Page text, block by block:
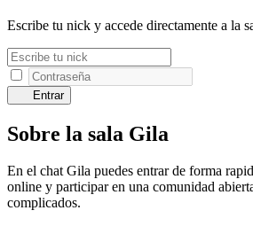
Escribe tu nick y accede directamente a la
Entrar
Sobre la sala Gila
En el chat Gila puedes entrar de forma
online y participar en una comunidad
complicados.